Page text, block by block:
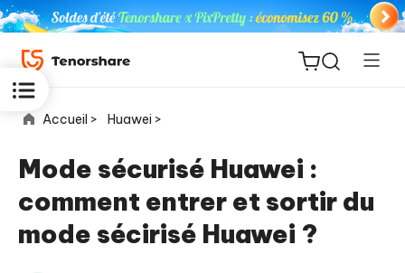
for iOS
Accueil > Huawei >
Mode sécurisé Huawei :
comment entrer et sortir du
mode sécirisé Huawei ?